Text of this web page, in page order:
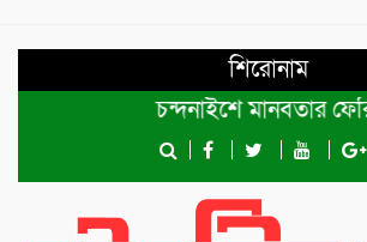
শিরোনাম
চন্দনাইশে মানবতার